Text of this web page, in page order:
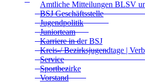
Amt­li­che Mit­tei­lun­gen BLSV
BSJ Geschäfts­stelle
Jugend­po­li­tik
Juni­or­team
Kar­riere in der BSJ
Kreis-/ Bezirks­ju­gend­tage |
Ser­vice
Sport­be­zirke
Vor­stand